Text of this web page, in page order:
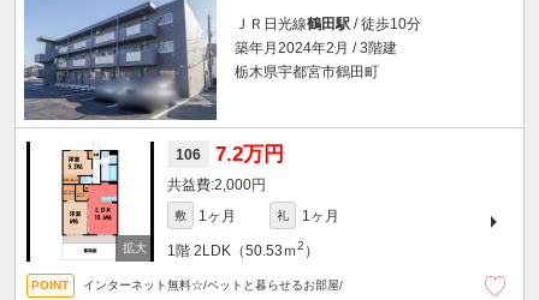
ＪＲ日光線鶴田駅 / 徒歩10分
築年月2024年2月 / 3階建
栃木県宇都宮市鶴田町
106 7.2万円
2,000円
敷 1ヶ月 礼 1ヶ月
1階 2LDK（50.53ｍ2 ）
インターネット無料☆/ペットと暮らせるお部屋/